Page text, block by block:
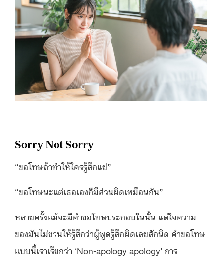
Sorry Not Sorry
“ขอโทษถ้าทำให้ใครรู้สึกแย่”
“ขอโทษนะแต่เธอเองก็มีส่วนผิดเหมือนกัน”
หลายครั้งแม้จะมีคำขอโทษประกอบในนั้น แต่ใจความ
ของมันไม่ชวนให้รู้สึกว่าผู้พูดรู้สึกผิดเลยสักนิด คำขอโทษ
แบบนี้เราเรียกว่า ‘Non-apology apology’ การ